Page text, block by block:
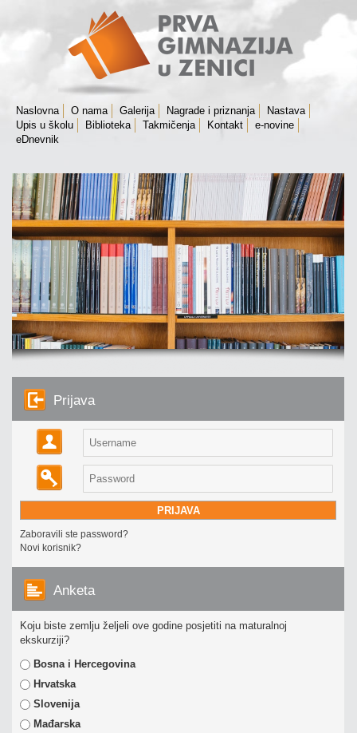
Naslovna O nama Galerija Nagrade i priznanja
Nastava
Upis u školu
Biblioteka Takmičenja Kontakt
e-novine
eDnevnik
Prijava
Zaboravili ste password?
Novi korisnik?
Anketa
Koju biste zemlju željeli ove godine posjetiti na maturalnoj
ekskurziji?
Bosna i Hercegovina
Hrvatska
Slovenija
Mađarska